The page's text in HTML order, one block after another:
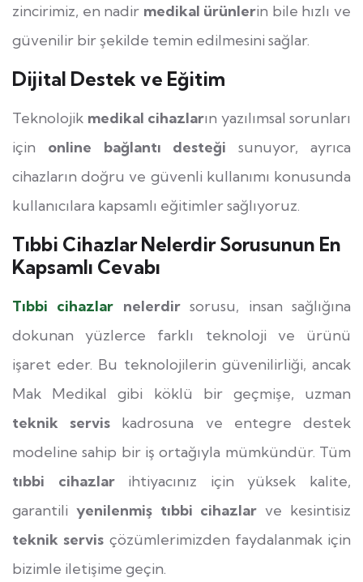
zincirimiz, en nadir medikal ürünlerin bile hızlı ve
güvenilir bir şekilde temin edilmesini sağlar.
Dijital Destek ve Eğitim
Teknolojik medikal cihazların yazılımsal sorunları
için online bağlantı desteği sunuyor, ayrıca
cihazların doğru ve güvenli kullanımı konusunda
kullanıcılara kapsamlı eğitimler sağlıyoruz.
Tıbbi Cihazlar Nelerdir Sorusunun En
Kapsamlı Cevabı
Tıbbi cihazlar nelerdirsorusu, insan sağlığına
dokunan yüzlerce farklı teknoloji ve ürünü
işaret eder. Bu teknolojilerin güvenilirliği, ancak
Mak Medikal gibi köklü bir geçmişe, uzman
teknik servis kadrosuna ve entegre destek
modeline sahip bir iş ortağıyla mümkündür. Tüm
tıbbi cihazlarihtiyacınız için yüksek kalite,
garantili yenilenmiş tıbbi cihazlar ve kesintisiz
teknik servis çözümlerimizden faydalanmak için
bizimle iletişime geçin.